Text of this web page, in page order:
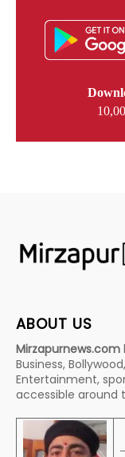
ABOUT US
Mirzapurnews.com
Business,
Entertainment,
accessible around